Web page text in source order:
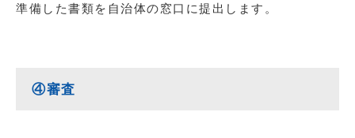
準備した書類を自治体の窓口に提出します。
④審査